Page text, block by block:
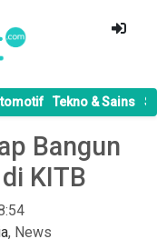
Tekno & Sains
Bangun
KITB
, News